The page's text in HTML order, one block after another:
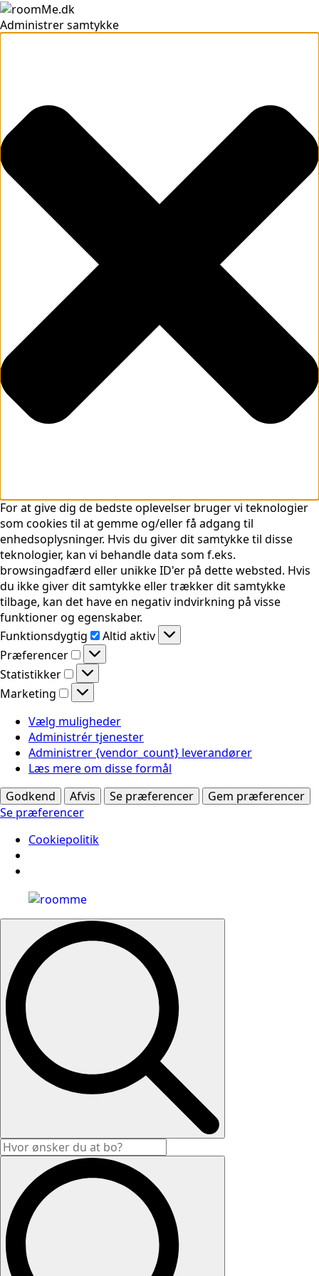
Administrer samtykke
For at give dig de bedste oplevelser bruger vi teknologier
som cookies til at gemme og/eller få adgang til
enhedsoplysninger. Hvis du giver dit samtykke til disse
teknologier, kan vi behandle data som f.eks.
browsingadfærd eller unikke ID'er på dette websted. Hvis
du ikke giver dit samtykke eller trækker dit samtykke
tilbage, kan det have en negativ indvirkning på visse
funktioner og egenskaber.
Funktionsdygtig
Funktionsdygtig
Altid aktiv
Præferencer
Præferencer
Statistikker
Statistikker
Marketing
Marketing
Vælg muligheder
Administrér tjenester
Administrer {vendor_count} leverandører
Læs mere om disse formål
Godkend
Afvis Se præferencer
Gem præferencer
Se præferencer
Cookiepolitik
Search